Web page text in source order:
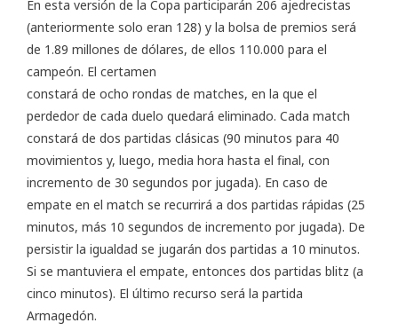
En esta versión de la Copa participarán 206 ajedrecistas
(anteriormente solo eran 128) y la bolsa de premios será
de 1.89 millones de dólares, de ellos 110.000 para el
campeón. El certamen
constará de ocho rondas de matches, en la que el
perdedor de cada duelo quedará eliminado. Cada match
constará de dos partidas clásicas (90 minutos para 40
movimientos y, luego, media hora hasta el final, con
incremento de 30 segundos por jugada). En caso de
empate en el match se recurrirá a dos partidas rápidas (25
minutos, más 10 segundos de incremento por jugada). De
persistir la igualdad se jugarán dos partidas a 10 minutos.
Si se mantuviera el empate, entonces dos partidas blitz (a
cinco minutos). El último recurso será la partida
Armagedón.